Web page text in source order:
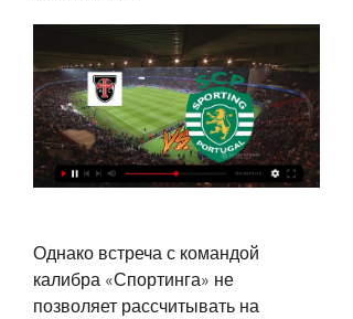
Однако встреча с командой
калибра «Спортинга» не
позволяет рассчитывать на